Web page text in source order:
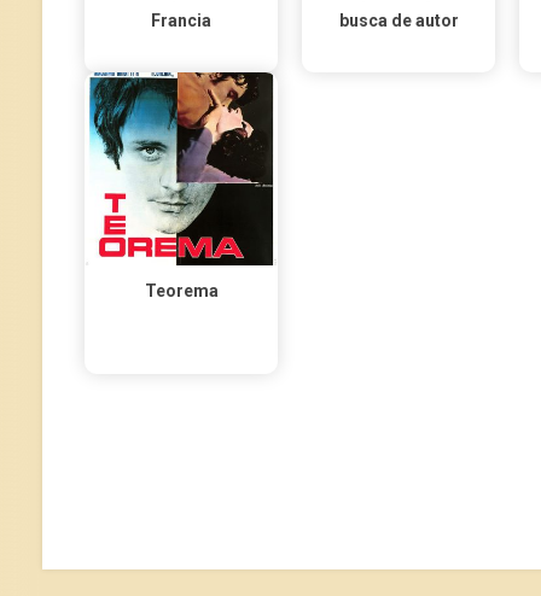
Francia
busca de autor
Teorema